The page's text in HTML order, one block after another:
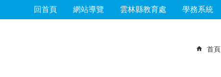
回首頁 網站導覽 雲林縣教育處 學務系統
首頁